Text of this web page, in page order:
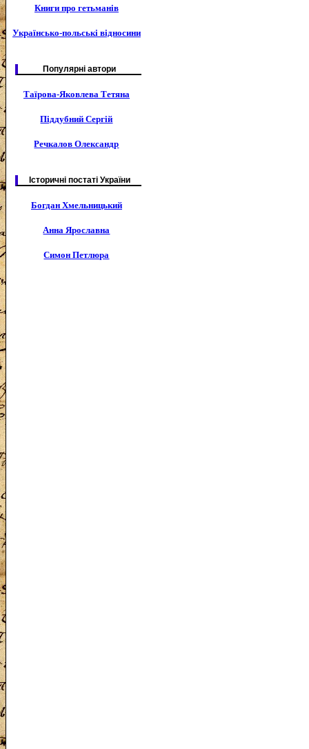
Книги про гетьманів
Українсько-польські відносини
Популярні автори
Таїрова-Яковлева Тетяна
Піддубний Сергій
Речкалов Олександр
Історичні постаті України
Богдан Хмельницький
Анна Ярославна
Симон Петлюра